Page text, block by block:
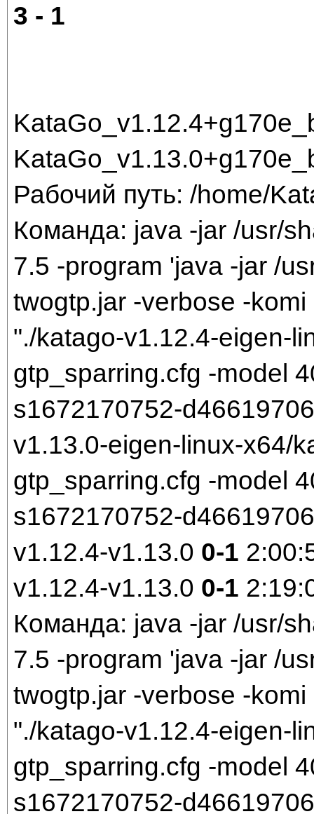
3 - 1
Рабочий путь: /home/
Команда: java -jar /usr/
7.5 -program 'java -jar /
twogtp.jar -verbose -
"./katago-v1.12.4-eigen-
gtp_sparring.cfg -model
s1672170752-
v1.13.0-eigen-linux-x64/
gtp_sparring.cfg -model
s1672170752-
v1.12.4-v1.13.0 0-1
v1.12.4-v1.13.0 0-1
Команда: java -jar /usr/
7.5 -program 'java -jar /
twogtp.jar -verbose -
"./katago-v1.12.4-eigen-
gtp_sparring.cfg -model
s1672170752-